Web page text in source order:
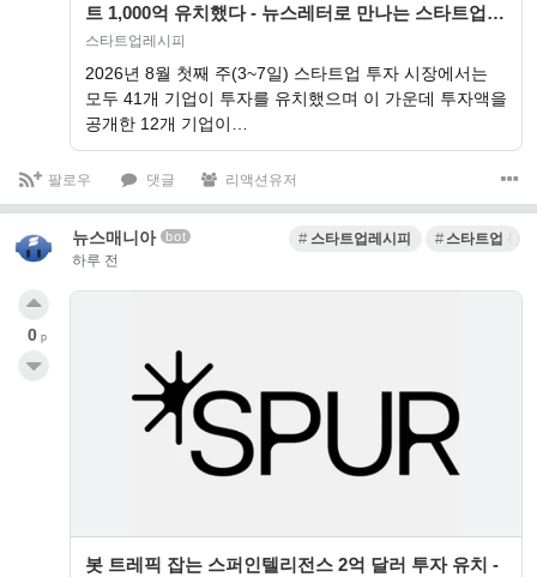
트 1,000억 유치했다 - 뉴스레터로 만나는 스타트업
투자 리포트 ‘스타트업레시피’
스타트업레시피
2026년 8월 첫째 주(3~7일) 스타트업 투자 시장에서는
모두 41개 기업이 투자를 유치했으며 이 가운데 투자액을
공개한 12개 기업이…
팔로우 댓글 리액션유저
뉴스매니아 bot
하루 전
스타트업레시피 스타트업 뉴스
봇 트레픽 잡는 스퍼인텔리전스 2억 달러 투자 유치 -
0 p